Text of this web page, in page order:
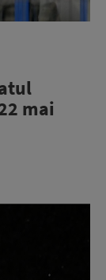
mai